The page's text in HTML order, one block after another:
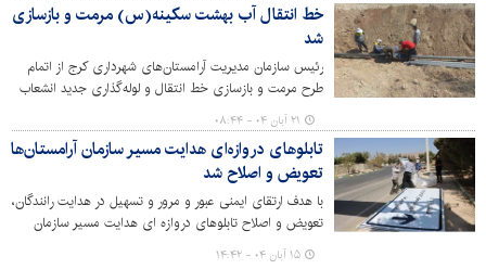
خط انتقال آب بهشت سکینه(س) مرمت و بازسازی
شد
رئیس سازمان مدیریت آرامستان‌های شهرداری کرج از اتمام
طرح مرمت و بازسازی خط انتقال و لوله‌گذاری جدید انشعاب
آب آرامستان بهشت سکینه(س) خبر داد.
۲۱ آبان ۰۴ - ۰۸:۴۴
تابلوهای دروازه‌ای هدایت مسیر سازمان آرامستان‌ها
تعویض و اصلاح شد
با هدف ارتقای ایمنی عبور و مرور و تسهیل در هدایت رانندگان،
تعویض و اصلاح تابلوهای دروازه ای هدایت مسیر سازمان
مدیریت آرامستان‌ها اجرا شد.
۱۵ آبان ۰۴ - ۱۴:۴۲